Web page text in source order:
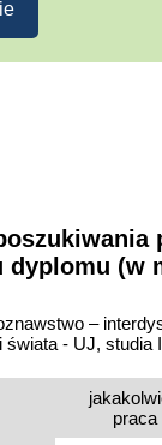
dyplomu (w
–
świata - UJ, studia
praca